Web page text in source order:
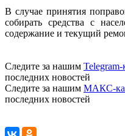
В случае принятия
собирать средства с
содержание и текущий
Следите за нашим
последних новостей
Следите за нашим МАКС-
последних новостей